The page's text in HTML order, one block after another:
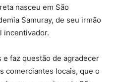
nasceu em São
Samuray, de seu irmão
incentivador.
e faz questão de agradecer
comerciantes locais, que o